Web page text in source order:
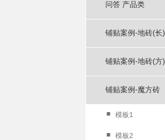
问答 产品类
铺贴案例-地砖(长)
铺贴案例-地砖(方)
铺贴案例-魔方砖
■ 模板1
■ 模板2